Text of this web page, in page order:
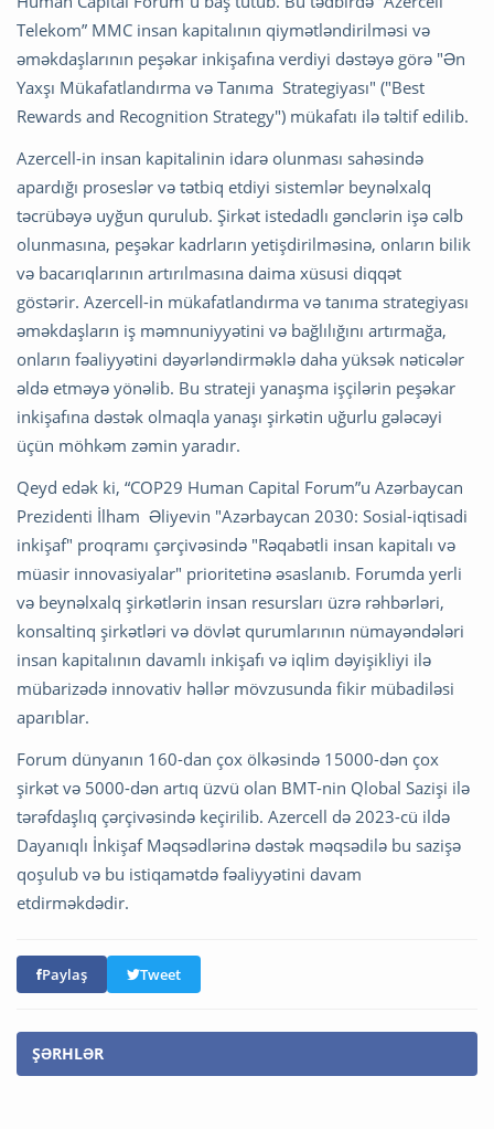
Telekom” MMC insan kapitalının qiymətləndirilməsi və
əməkdaşlarının peşəkar inkişafına verdiyi dəstəyə görə "Ən
Yaxşı Mükafatlandırma və Tanıma Strategiyası" ("Best
Rewards and Recognition Strategy") mükafatı ilə təltif edilib.
Azercell-in insan kapitalinin idarə olunması sahəsində
apardığı proseslər və tətbiq etdiyi sistemlər beynəlxalq
təcrübəyə uyğun qurulub. Şirkət istedadlı gənclərin işə cəlb
olunmasına, peşəkar kadrların yetişdirilməsinə, onların bilik
və bacarıqlarının artırılmasına daima xüsusi diqqət
göstərir. Azercell-in mükafatlandırma və tanıma strategiyası
əməkdaşların iş məmnuniyyətini və bağlılığını artırmağa,
onların fəaliyyətini dəyərləndirməklə daha yüksək nəticələr
əldə etməyə yönəlib. Bu strateji yanaşma işçilərin peşəkar
inkişafına dəstək olmaqla yanaşı şirkətin uğurlu gələcəyi
üçün möhkəm zəmin yaradır.
Qeyd edək ki, “COP29 Human Capital Forum”u Azərbaycan
Prezidenti İlham Əliyevin "Azərbaycan 2030: Sosial-iqtisadi
inkişaf" proqramı çərçivəsində "Rəqabətli insan kapitalı və
müasir innovasiyalar" prioritetinə əsaslanıb. Forumda yerli
və beynəlxalq şirkətlərin insan resursları üzrə rəhbərləri,
konsaltinq şirkətləri və dövlət qurumlarının nümayəndələri
insan kapitalının davamlı inkişafı və iqlim dəyişikliyi ilə
mübarizədə innovativ həllər mövzusunda fikir mübadiləsi
aparıblar.
Forum dünyanın 160-dan çox ölkəsində 15000-dən çox
şirkət və 5000-dən artıq üzvü olan BMT-nin Qlobal Sazişi ilə
tərəfdaşlıq çərçivəsində keçirilib. Azercell də 2023-cü ildə
Dayanıqlı İnkişaf Məqsədlərinə dəstək məqsədilə bu sazişə
qoşulub və bu istiqamətdə fəaliyyətini davam
etdirməkdədir.
Paylaş Tweet
ŞƏRHLƏR